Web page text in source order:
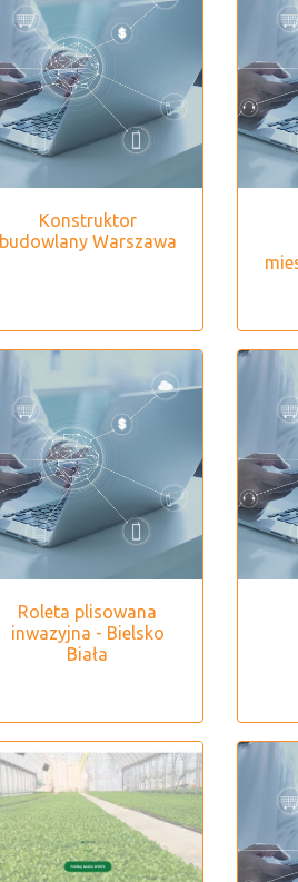
Konstruktor
budowlany Warszawa
Roleta plisowana
inwazyjna - Bielsko
Biała